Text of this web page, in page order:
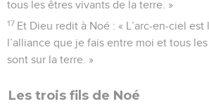
tous les êtres vivants de la terre. »
17 Et Dieu redit à Noé : « L’arc-en-ciel est
l’alliance que je fais entre moi et tous
sont sur la terre. »
Les trois fils de Noé